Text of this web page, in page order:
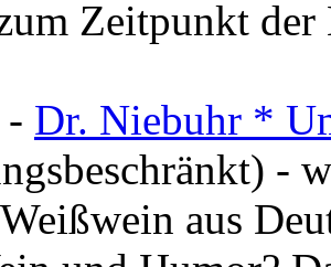
Zeitpunkt
Dr. Niebuhr *
-
Weißwein aus